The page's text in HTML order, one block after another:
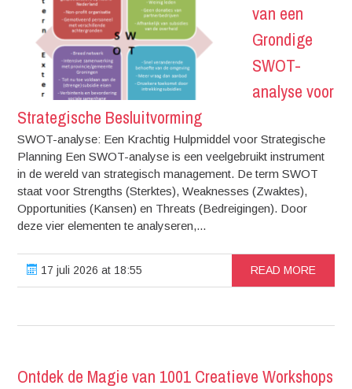
van een
Grondige
SWOT-
analyse voor
Strategische Besluitvorming
SWOT-analyse: Een Krachtig Hulpmiddel voor Strategische
Planning Een SWOT-analyse is een veelgebruikt instrument
in de wereld van strategisch management. De term SWOT
staat voor Strengths (Sterktes), Weaknesses (Zwaktes),
Opportunities (Kansen) en Threats (Bedreigingen). Door
deze vier elementen te analyseren,...
17 juli 2026 at 18:55 READ MORE
Ontdek de Magie van 1001 Creatieve Workshops